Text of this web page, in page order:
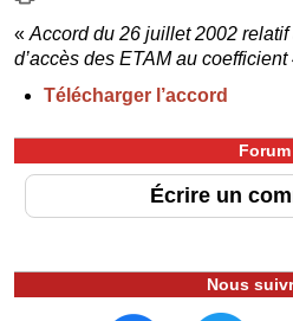
« Accord du 26 juillet 2002
d’accès des ETAM au coefficient
Télécharger l’accord
Forum
Écrire un
Nous